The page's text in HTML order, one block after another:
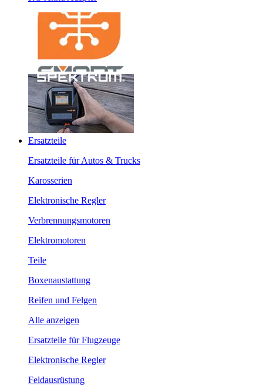
Ersatzteile
Ersatzteile für Autos & Trucks
Karosserien
Elektronische Regler
Verbrennungsmotoren
Elektromotoren
Teile
Boxenaustattung
Reifen und Felgen
Alle anzeigen
Ersatzteile für Flugzeuge
Elektronische Regler
Feldausrüstung